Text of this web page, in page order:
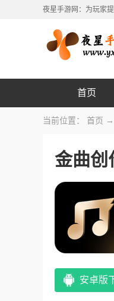
夜星手游网：为玩家
首页
当前位置： 首页 →
金曲创
安卓版